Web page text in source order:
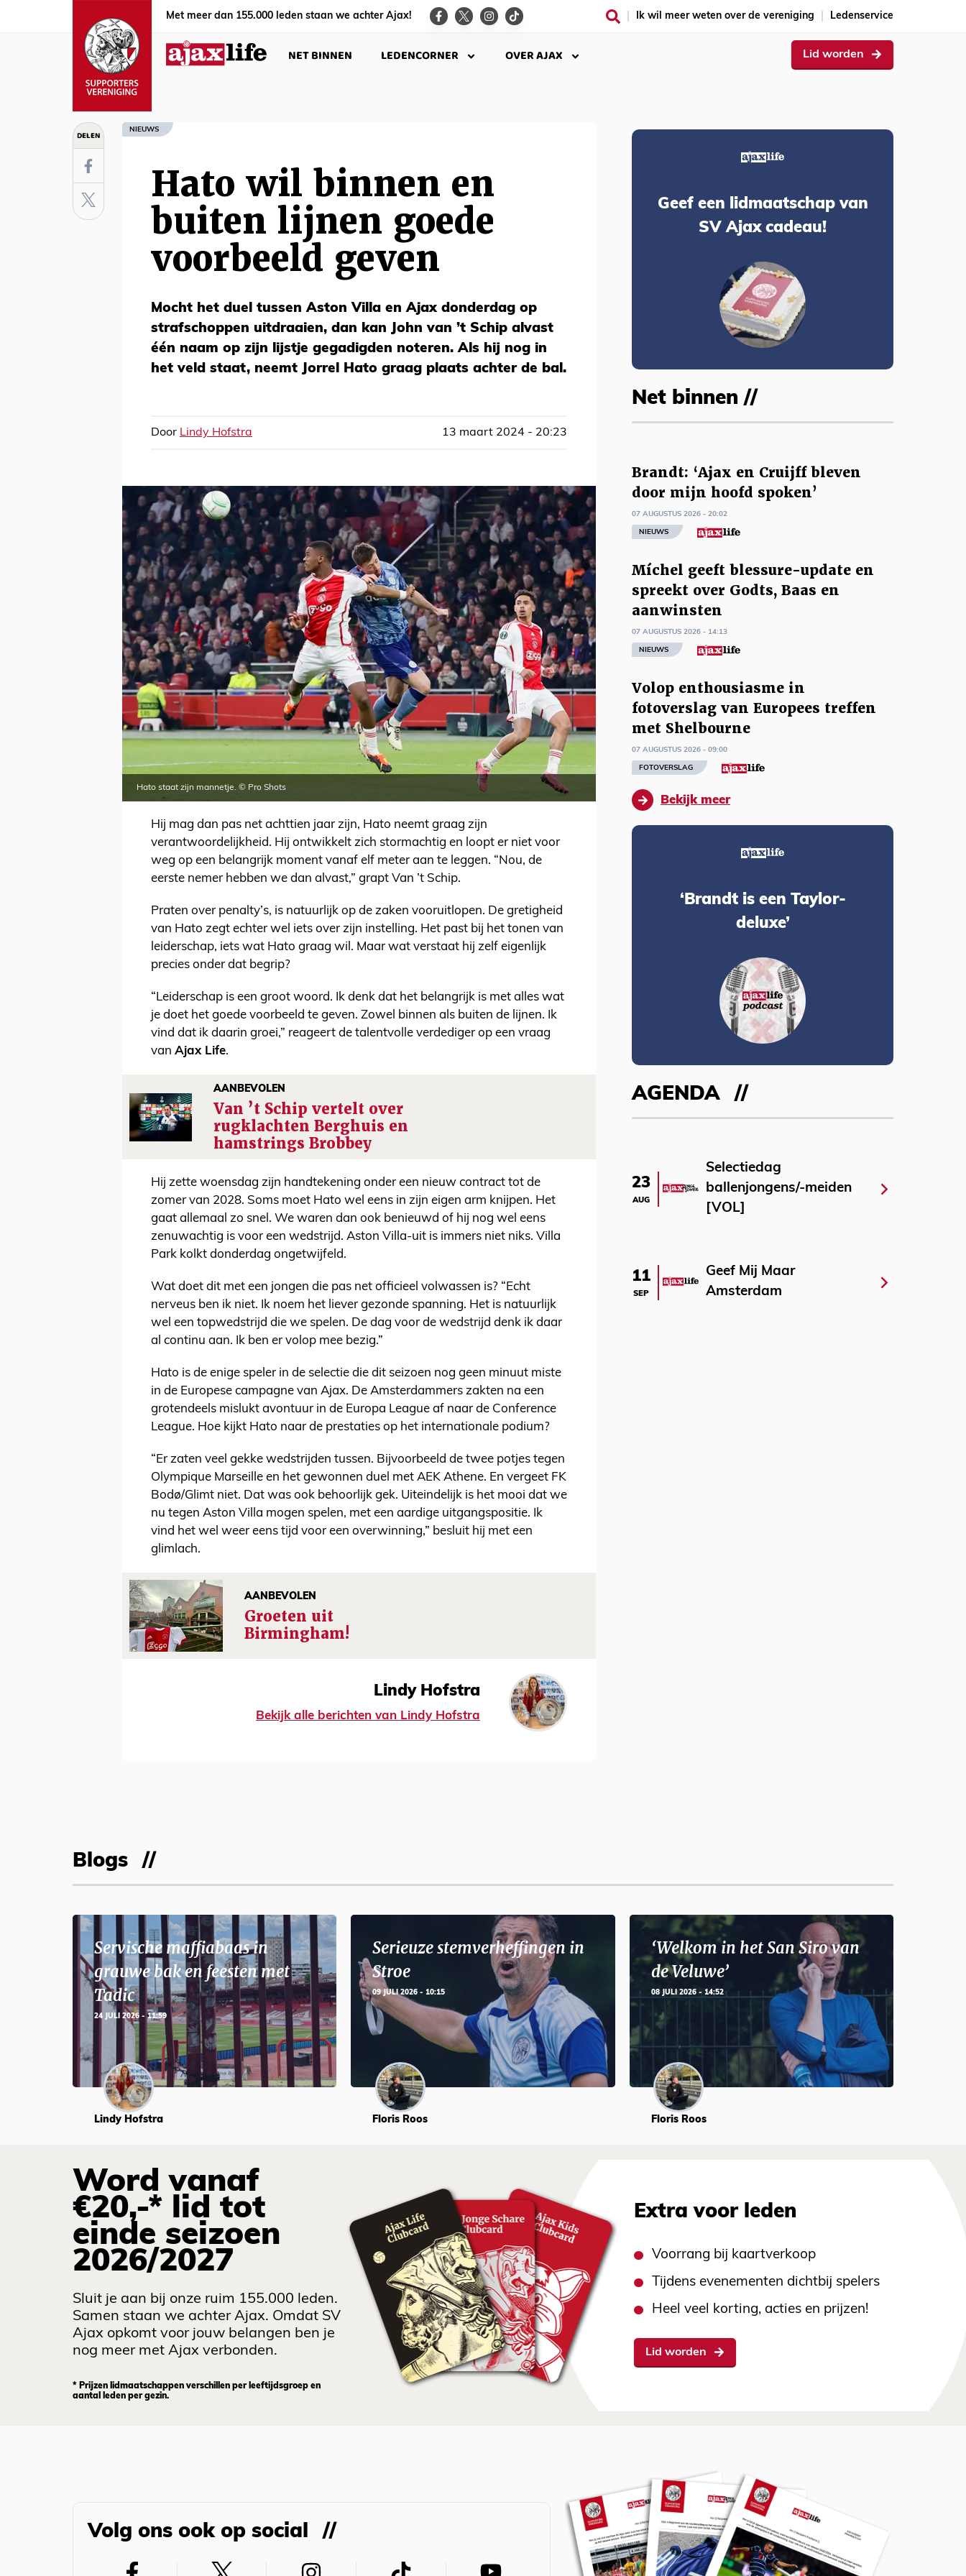
Met meer dan 155.000 leden staan we achter Ajax! Ik wil meer weten over de vereniging Ledenservice
NET BINNEN LEDENCORNER OVER AJAX Lid worden
DELEN NIEUWS
Hato wil binnen en
buiten lijnen goede
voorbeeld geven
Mocht het duel tussen Aston Villa en Ajax donderdag op
strafschoppen uitdraaien, dan kan John van ’t Schip alvast
één naam op zijn lijstje gegadigden noteren. Als hij nog in
het veld staat, neemt Jorrel Hato graag plaats achter de bal.
Door Lindy Hofstra 13 maart 2024 - 20:23
Hato staat zijn mannetje. © Pro Shots
Hij mag dan pas net achttien jaar zijn, Hato neemt graag zijn
verantwoordelijkheid. Hij ontwikkelt zich stormachtig en loopt er niet voor
weg op een belangrijk moment vanaf elf meter aan te leggen. “Nou, de
eerste nemer hebben we dan alvast,” grapt Van ’t Schip.
Praten over penalty’s, is natuurlijk op de zaken vooruitlopen. De gretigheid
van Hato zegt echter wel iets over zijn instelling. Het past bij het tonen van
leiderschap, iets wat Hato graag wil. Maar wat verstaat hij zelf eigenlijk
precies onder dat begrip?
“Leiderschap is een groot woord. Ik denk dat het belangrijk is met alles wat
je doet het goede voorbeeld te geven. Zowel binnen als buiten de lijnen. Ik
vind dat ik daarin groei,” reageert de talentvolle verdediger op een vraag
van Ajax Life.
AANBEVOLEN
Van ’t Schip vertelt over
rugklachten Berghuis en
hamstrings Brobbey
Hij zette woensdag zijn handtekening onder een nieuw contract tot de
zomer van 2028. Soms moet Hato wel eens in zijn eigen arm knijpen. Het
gaat allemaal zo snel. We waren dan ook benieuwd of hij nog wel eens
zenuwachtig is voor een wedstrijd. Aston Villa-uit is immers niet niks. Villa
Park kolkt donderdag ongetwijfeld.
Wat doet dit met een jongen die pas net officieel volwassen is? “Echt
nerveus ben ik niet. Ik noem het liever gezonde spanning. Het is natuurlijk
wel een topwedstrijd die we spelen. De dag voor de wedstrijd denk ik daar
al continu aan. Ik ben er volop mee bezig.”
Hato is de enige speler in de selectie die dit seizoen nog geen minuut miste
in de Europese campagne van Ajax. De Amsterdammers zakten na een
grotendeels mislukt avontuur in de Europa League af naar de Conference
League. Hoe kijkt Hato naar de prestaties op het internationale podium?
“Er zaten veel gekke wedstrijden tussen. Bijvoorbeeld de twee potjes tegen
Olympique Marseille en het gewonnen duel met AEK Athene. En vergeet FK
Bodø/Glimt niet. Dat was ook behoorlijk gek. Uiteindelijk is het mooi dat we
nu tegen Aston Villa mogen spelen, met een aardige uitgangspositie. Ik
vind het wel weer eens tijd voor een overwinning,” besluit hij met een
glimlach.
AANBEVOLEN
Groeten uit
Birmingham!
Lindy Hofstra
Bekijk alle berichten van Lindy Hofstra
Geef een lidmaatschap van
SV Ajax cadeau!
Net binnen //
Brandt: ‘Ajax en Cruijff bleven
door mijn hoofd spoken’
07 AUGUSTUS 2026 - 20:02
NIEUWS
Míchel geeft blessure-update en
spreekt over Godts, Baas en
aanwinsten
07 AUGUSTUS 2026 - 14:13
NIEUWS
Volop enthousiasme in
fotoverslag van Europees treffen
met Shelbourne
07 AUGUSTUS 2026 - 09:00
FOTOVERSLAG
Bekijk meer
‘Brandt is een Taylor-
deluxe’
AGENDA
23
AUG
Selectiedag
ballenjongens/-meiden
[VOL]
11
SEP
Geef Mij Maar
Amsterdam
Blogs
Servische maffiabaas in
grauwe bak en feesten met
Tadic
24 JULI 2026 - 11:59
Lindy Hofstra
Serieuze stemverheffingen in
Stroe
09 JULI 2026 - 10:15
Floris Roos
‘Welkom in het San Siro van
de Veluwe’
08 JULI 2026 - 14:52
Floris Roos
Word vanaf
€20,-* lid tot
einde seizoen
2026/2027
Sluit je aan bij onze ruim 155.000 leden.
Samen staan we achter Ajax. Omdat SV
Ajax opkomt voor jouw belangen ben je
nog meer met Ajax verbonden.
* Prijzen lidmaatschappen verschillen per leeftijdsgroep en
aantal leden per gezin.
Extra voor leden
Voorrang bij kaartverkoop
Tijdens evenementen dichtbij spelers
Heel veel korting, acties en prijzen!
Lid worden
Volg ons ook op social